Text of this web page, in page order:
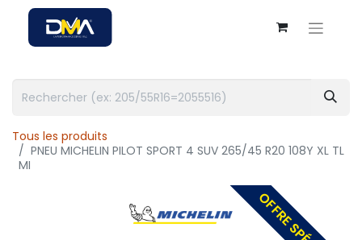
Tous les produits
PNEU MICHELIN PILOT SPORT 4 SUV 265/45 R20 108Y XL TL
MI